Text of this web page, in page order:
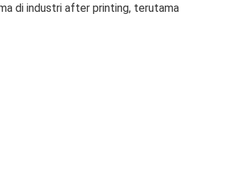
di industri after printing, terutama